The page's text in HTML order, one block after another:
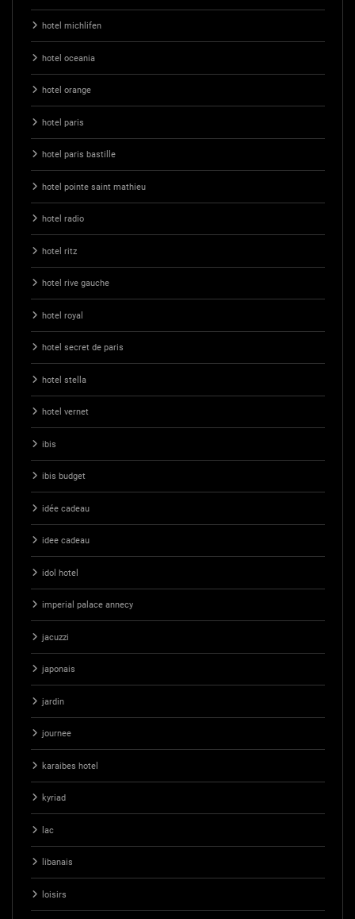
hotel michlifen
hotel oceania
hotel orange
hotel paris
hotel paris bastille
hotel pointe saint mathieu
hotel radio
hotel ritz
hotel rive gauche
hotel royal
hotel secret de paris
hotel stella
hotel vernet
ibis
ibis budget
idée cadeau
idee cadeau
idol hotel
imperial palace annecy
jacuzzi
japonais
jardin
journee
karaibes hotel
kyriad
lac
libanais
loisirs